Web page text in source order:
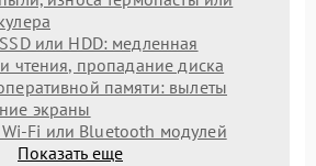
или HDD: медленная
чтения, пропадание диска
памяти: вылеты
экраны
или Bluetooth модулей
Показать еще